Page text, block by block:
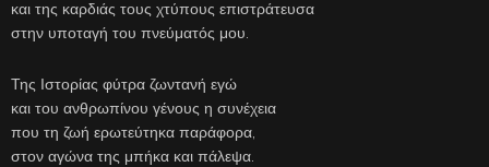
και της καρδιάς τους χτύπους επιστράτευσα
στην υποταγή του πνεύματός μου.
Της Ιστορίας φύτρα ζωντανή εγώ
και του ανθρωπίνου γένους η συνέχεια
που τη ζωή ερωτεύτηκα παράφορα,
στον αγώνα της μπήκα και πάλεψα.